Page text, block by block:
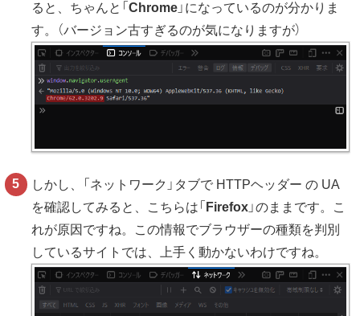
ると、ちゃんと「Chrome 」になっているのが分かりま
す。（バージョン古すぎるのが気になりますが）
しかし、「ネットワーク」タブで HTTPヘッダー の UA
を確認してみると、こちらは「 Firefox 」のままです。こ
れが原因ですね。この情報でブラウザーの種類を判別
しているサイトでは、上手く動かないわけですね。